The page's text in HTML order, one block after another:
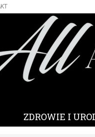
ZDROWIE I